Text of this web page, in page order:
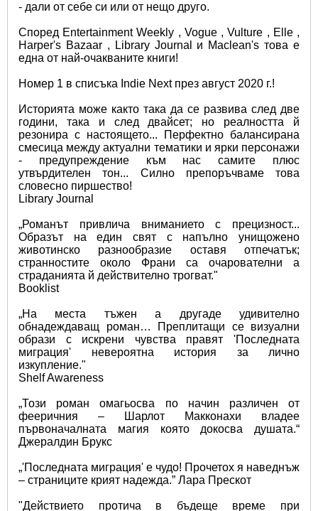
- дали от себе си или от нещо друго.
Според Entertainment Weekly , Vogue , Vulture , Elle ,
Harper's Bazaar , Library Journal и Maclean's това е
една от най-очакваните книги!
Номер 1 в списъка Indie Next през август 2020 г.!
Историята може както така дa се развива след две
години, така и след двайсет; но реалността й
резонира с настоящето... Перфектно балансирана
смесица между актуални тематики и ярки персонажи
- предупреждение към нас самите плюс
утвърдителен тон... Силно препоръчваме това
словесно пиршество!
Library Journal
„Романът привлича вниманието с прецизност...
Образът на един свят с напълно унищожено
животинско разнообразие оставя отпечатък;
странностите около Франи са очарователни а
страданията й действително трогват."
Booklist
„На места тъжен а другаде удивително
обнадеждаващ роман… Преплитащи се визуални
образи с искрени чувства правят 'Последната
миграция' невероятна история за лично
изкупление."
Shelf Awareness
„Този роман омагьосва по начин различен от
фееричния – Шарлот Макконахи владее
първоначалната магия която докосва душата.“
Джералдин Брукс
„'Последната миграция' e чудо! Прочетох я наведнъж
– страниците крият надежда.” Лара Прескот
"Действието протича в бъдеще време при